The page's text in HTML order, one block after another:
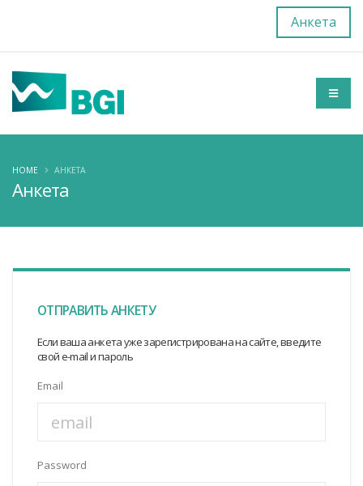
Анкета
Анкета
HOME АНКЕТА
ОТПРАВИТЬ АНКЕТУ
Если ваша анкета уже зарегистрирована на сайте, введите
свой e-mail и пароль
Email
Password